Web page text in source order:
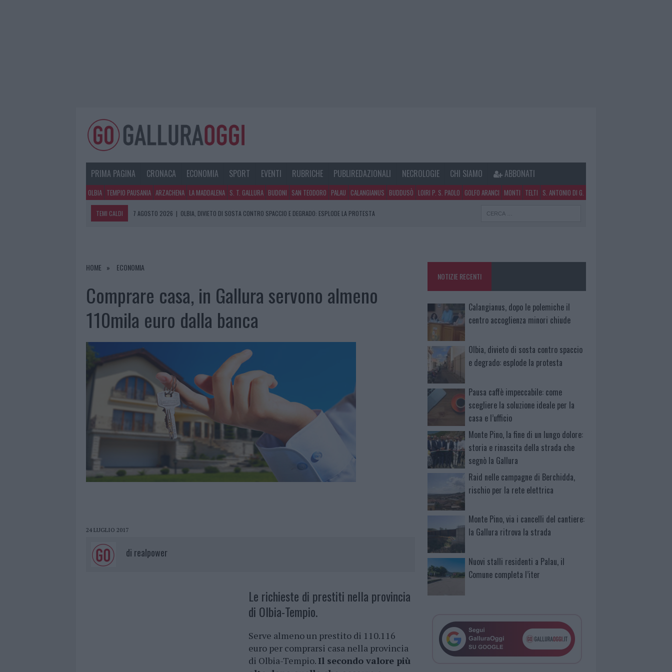
PRIMA PAGINA CRONACA ECONOMIA SPORT EVENTI RUBRICHE PUBLIREDAZIONALI NECROLOGIE CHI SIAMO ABBONATI
OLBIA TEMPIO PAUSANIA ARZACHENA LA MADDALENA S. T. GALLURA BUDONI SAN TEODORO PALAU CALANGIANUS BUDDUSÒ LOIRI P. S. PAOLO GOLFO ARANCI MONTI TELTI S. ANTONIO DI G.
TEMI CALDI 7 AGOSTO 2026 | OLBIA, DIVIETO DI SOSTA CONTRO SPACCIO E DEGRADO: ESPLODE LA PROTESTA
7 AGOSTO 2026 |
HOME ECONOMIA
Comprare casa, in Gallura servono almeno
110mila euro dalla banca
24 LUGLIO 2017
di realpower
Le richieste di prestiti nella provincia
di Olbia-Tempio.
Serve almeno un prestito di 110.116
euro per comprarsi casa nella provincia
di Olbia-Tempio. Il secondo valore più
NOTIZIE RECENTI
Calangianus, dopo le polemiche il
centro accoglienza minori chiude
Olbia, divieto di sosta contro spaccio
e degrado: esplode la protesta
Pausa caffè impeccabile: come
scegliere la soluzione ideale per la
casa e l’ufficio
Monte Pino, la fine di un lungo dolore:
storia e rinascita della strada che
segnò la Gallura
Raid nelle campagne di Berchidda,
rischio per la rete elettrica
Monte Pino, via i cancelli del cantiere:
la Gallura ritrova la strada
Nuovi stalli residenti a Palau, il
Comune completa l’iter